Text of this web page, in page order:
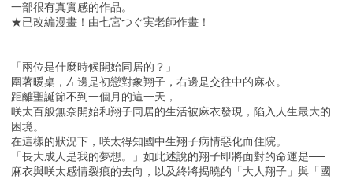
一部很有真實感的作品。
★已改編漫畫！由七宮つぐ実老師作畫！
「兩位是什麼時候開始同居的？」
圍著暖桌，左邊是初戀對象翔子，右邊是交往中的麻衣。
距離聖誕節不到一個月的這一天，
咲太百般無奈開始和翔子同居的生活被麻衣發現，陷入人生最大的
困境。
在這樣的狀況下，咲太得知國中生翔子病情惡化而住院。
「長大成人是我的夢想。」如此述說的翔子即將面對的命運是──
麻衣與咲太感情裂痕的去向，以及終將揭曉的「大人翔子」與「國